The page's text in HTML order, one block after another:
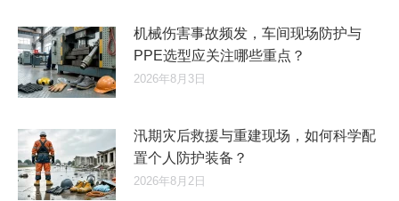
机械伤害事故频发，车间现场防护与
PPE选型应关注哪些重点？
2026年8月3日
汛期灾后救援与重建现场，如何科学配
置个人防护装备？
2026年8月2日